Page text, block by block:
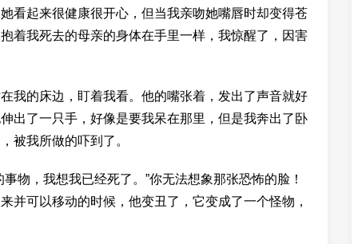
看起来很健康很开心，但当我亲吻她嘴唇时却变得苍
着我死去的母亲的身体在手里一样，我惊醒了，因害
我的床边，盯着我看。他的嘴张着，发出了声音就好
出了一只手，好像是要我呆在那里，但是我奔出了卧
被我所做的吓到了。
物，我想我已经死了。”你无法想象那张恐怖的脸！
并可以移动的时候，他变丑了，它变成了一个怪物，